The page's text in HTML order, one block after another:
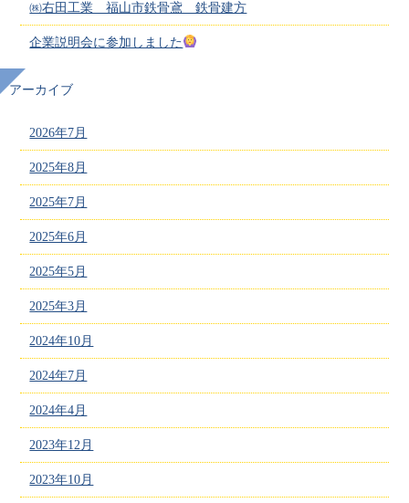
㈱右田工業 福山市鉄骨鳶 鉄骨建方
企業説明会に参加しました
アーカイブ
2026年7月
2025年8月
2025年7月
2025年6月
2025年5月
2025年3月
2024年10月
2024年7月
2024年4月
2023年12月
2023年10月